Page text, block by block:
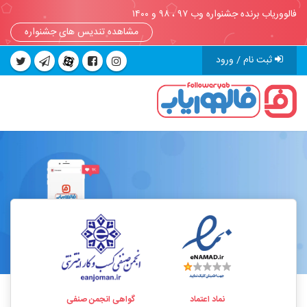
فالووریاب برنده جشنواره وب ۹۷ ، ۹۸ و ۱۴۰۰
مشاهده تندیس های جشنواره
ثبت نام / ورود
نماد اعتماد گواهی انجمن صنفی